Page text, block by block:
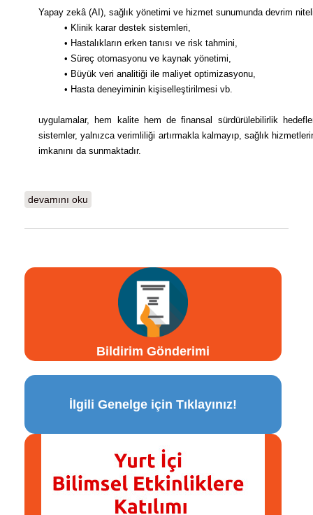
Yapay zekâ (AI), sağlık yönetimi ve hizmet sunumunda devrim
• Klinik karar destek sistemleri,
• Hastalıkların erken tanısı ve risk tahmini,
• Süreç otomasyonu ve kaynak yönetimi,
• Büyük veri analitiği ile maliyet optimizasyonu,
• Hasta deneyiminin kişiselleştirilmesi vb.
uygulamalar, hem kalite hem de finansal sürdürülebilirlik
sistemler, yalnızca verimliliği artırmakla kalmayıp, sağlık
imkanını da sunmaktadır.
Kongre Daveti hakkında
devamını oku
Bildirim Gönderimi
İlgili Genelge için Tıklayınız!